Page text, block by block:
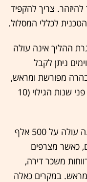
צריך להקפיד
לכללי המסלול.
ההליך אינה עולה
ניתן לקבל
מפורשת ומראש,
מומלץ לעבוד תחת ההנחה שהיא על פני שנות הגילוי (10
2. ההכנסה במהלך תקופת הגילוי אינה עולה על 500 אלף
כאשר מצרפים
משכר דירה,
במקרים כאלה